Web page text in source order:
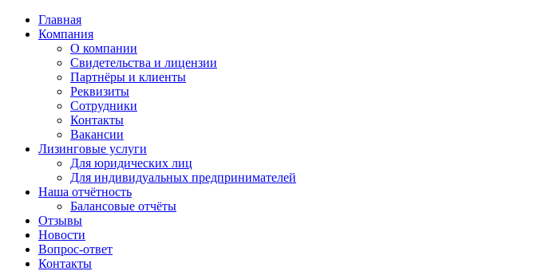
Главная
Компания
О компании
Свидетельства и лицензии
Партнёры и клиенты
Реквизиты
Сотрудники
Контакты
Вакансии
Лизинговые услуги
Для юридических лиц
Для индивидуальных предпринимателей
Наша отчётность
Балансовые отчёты
Отзывы
Новости
Вопрос-ответ
Контакты